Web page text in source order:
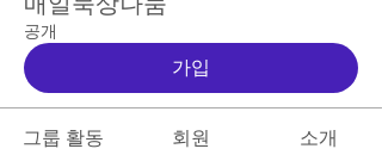
공개
가입
그룹 활동 회원 소개